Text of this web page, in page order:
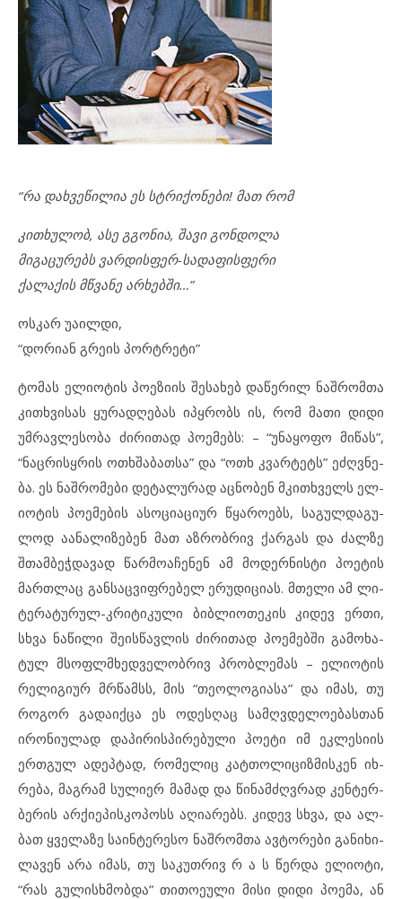
“რა დახ­ვე­წი­ლია ეს სტრი­ქო­ნე­ბი! მათ რომ
კითხუ­ლობ, ასე გგო­ნია, შა­ვი გონ­დო­ლა
მი­გა­ცუ­რებს ვარ­დის­ფერ-სა­და­ფის­ფე­რი
ქა­ლა­ქის მწვა­ნე არ­ხებ­ში…”
ოს­კარ უაილ­დი,
“დო­რი­ან გრე­ის პორ­ტ­რე­ტი”
ტო­მას ელ­ი­ო­ტის პო­ე­ზი­ის შე­სა­ხებ და­წე­რილ ნაშ­რომ­თა
კითხ­ვი­სას ყუ­რად­ღე­ბას იპყრობს ის, რომ მა­თი დი­დი
უმ­რავ­ლე­სო­ბა ძი­რი­თად პო­ე­მებს: – “უნ­ა­ყო­ფო მი­წას”,
“ნაც­რის­ყ­რის ოთხ­შა­ბათ­სა” და “ოთხ კვარ­ტეტს” ეძღ­ვ­ნე­
ბა. ეს ნაშ­რო­მე­ბი დე­ტა­ლუ­რად აც­ნო­ბენ მკითხ­ველს ელ­
ი­ო­ტის პო­ე­მე­ბის ას­ო­ცი­ა­ცი­ურ წყა­რო­ებს, სა­გულ­და­გუ­
ლოდ აან­ა­ლი­ზე­ბენ მათ აზ­რობ­რივ ქარ­გას და ძალ­ზე
შთამ­ბეჭ­და­ვად წარ­მო­ა­ჩე­ნენ ამ მოდ­ერ­ნის­ტი პო­ე­ტის
მარ­თ­ლაც გან­საც­ვიფ­რე­ბელ ერ­უ­დი­ცი­ას. მთე­ლი ამ ლი­
ტე­რა­ტურულ-კრი­ტი­კუ­ლი ბიბ­ლი­ო­თე­კის კი­დევ ერ­თი,
სხვა ნა­წი­ლი შე­ის­წავ­ლის ძი­რი­თად პოემებ­ში გა­მო­ხა­
ტულ მსოფ­ლ­მ­ხედ­ვე­ლობ­რივ პრობ­ლე­მას – ელ­ი­ო­ტის
რე­ლი­გი­ურ მრწამსს, მის “თე­ო­ლო­გი­ა­სა” და იმ­ას, თუ
რო­გორ გა­და­იქ­ცა ეს ოდ­ეს­ღაც სამ­ღ­ვ­დე­ლო­ე­ბას­თან
ირ­ო­ნი­უ­ლად და­პი­რის­პი­რე­ბუ­ლი პო­ე­ტი იმ ეკ­ლე­სი­ის
ერთ­გულ ად­ეპ­ტად, რო­მე­ლიც კატთო­ლი­ციზ­მის­კენ იხ­
რე­ბა, მაგ­რამ სუ­ლი­ერ მა­მად და წი­ნამ­ძღ­ვ­რად კენ­ტერ­
ბე­რის არ­ქი­ე­პის­კო­პოსს აღ­ი­ა­რებს. კი­დევ სხვა, და ალ­
ბათ ყვე­ლა­ზე სა­ინ­ტე­რე­სო ნაშ­რომთა ავ­ტო­რე­ბი გა­ნი­ხი­
ლა­ვენ არა იმ­ას, თუ სა­კუთ­რივ რ ა ს წერ­და ელ­ი­ო­ტი,
“რას გუ­ლისხმობ­და” თი­თო­ე­უ­ლი მი­სი დი­დი პო­ე­მა, ან